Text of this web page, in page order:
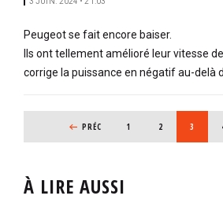
Peugeot se fait encore baiser.
Ils ont tellement amélioré leur vitesse
corrige la puissance en négatif au-delà
PAGINATION
PAGE PRÉCÉDENTE
PRÉC PAGE
1 PAGE
2 PAGE
3
À LIRE AUSSI